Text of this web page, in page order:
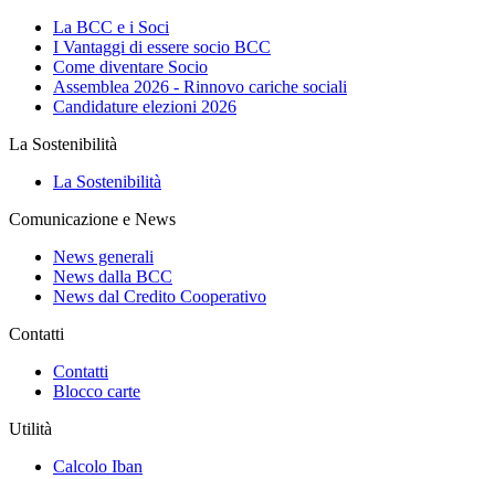
La BCC e i Soci
I Vantaggi di essere socio BCC
Come diventare Socio
Assemblea 2026 - Rinnovo cariche sociali
Candidature elezioni 2026
La Sostenibilità
La Sostenibilità
Comunicazione e News
News generali
News dalla BCC
News dal Credito Cooperativo
Contatti
Contatti
Blocco carte
Utilità
Calcolo Iban